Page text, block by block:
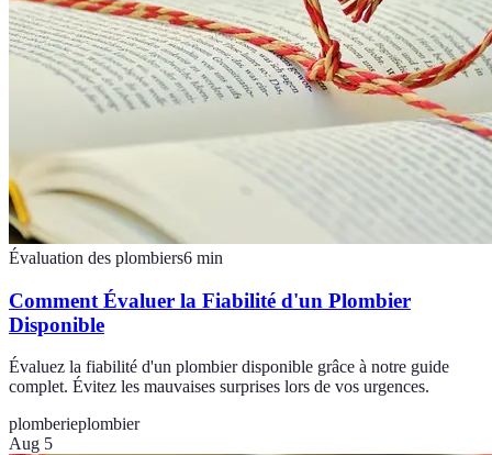
Évaluation des plombiers6 min
Comment Évaluer la Fiabilité d'un Plombier
Disponible
Évaluez la fiabilité d'un plombier disponible grâce à notre guide
complet. Évitez les mauvaises surprises lors de vos urgences.
plomberieplombier
Aug 5